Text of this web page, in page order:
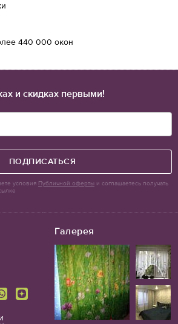
440 000 окон
Галерея
и скидках первыми!
ПОДПИСАТЬСЯ
условия Публичной оферты и соглашаетесь получать